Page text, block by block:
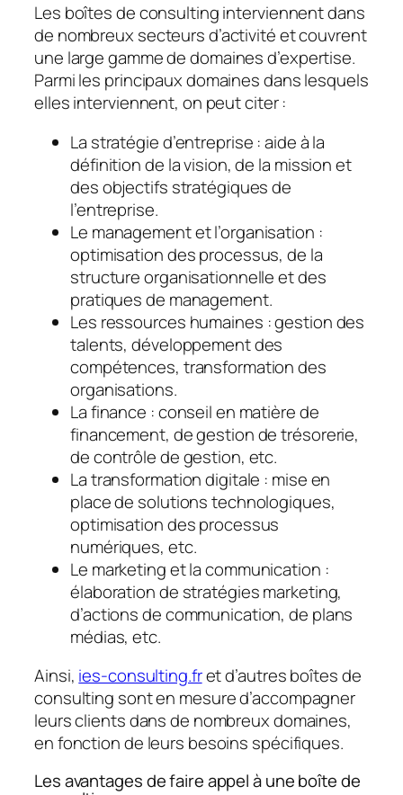
Les boîtes de consulting interviennent dans
de nombreux secteurs d’activité et couvrent
une large gamme de domaines d’expertise.
Parmi les principaux domaines dans lesquels
elles interviennent, on peut citer :
La stratégie d’entreprise : aide à la
définition de la vision, de la mission et
des objectifs stratégiques de
l’entreprise.
Le management et l’organisation :
optimisation des processus, de la
structure organisationnelle et des
pratiques de management.
Les ressources humaines : gestion des
talents, développement des
compétences, transformation des
organisations.
La finance : conseil en matière de
financement, de gestion de trésorerie,
de contrôle de gestion, etc.
La transformation digitale : mise en
place de solutions technologiques,
optimisation des processus
numériques, etc.
Le marketing et la communication :
élaboration de stratégies marketing,
d’actions de communication, de plans
médias, etc.
Ainsi, ies-consulting.fret d’autres boîtes de
consulting sont en mesure d’accompagner
leurs clients dans de nombreux domaines,
en fonction de leurs besoins spécifiques.
Les avantages de faire appel à une boîte de